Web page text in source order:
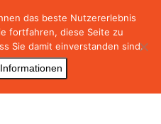
das beste Nutzererlebnis
fortfahren, diese Seite zu
Sie damit einverstanden sind.